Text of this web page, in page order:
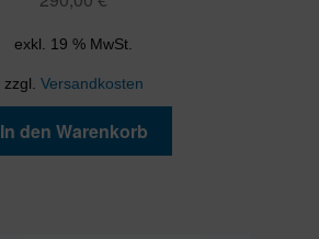
exkl. 19 % MwSt.
zzgl. Versandkosten
In den Warenkorb